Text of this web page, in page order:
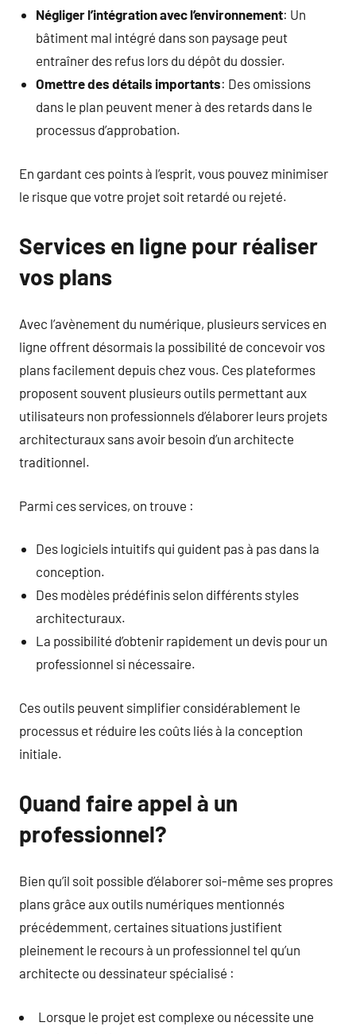
Négliger l’intégration avec l’environnement: Un
bâtiment mal intégré dans son paysage peut
entraîner des refus lors du dépôt du dossier.
Omettre des détails importants: Des omissions
dans le plan peuvent mener à des retards dans le
processus d’approbation.
En gardant ces points à l’esprit, vous pouvez minimiser
le risque que votre projet soit retardé ou rejeté.
Services en ligne pour réaliser
vos plans
Avec l’avènement du numérique, plusieurs services en
ligne offrent désormais la possibilité de concevoir vos
plans facilement depuis chez vous. Ces plateformes
proposent souvent plusieurs outils permettant aux
utilisateurs non professionnels d’élaborer leurs projets
architecturaux sans avoir besoin d’un architecte
traditionnel.
Parmi ces services, on trouve :
Des logiciels intuitifs qui guident pas à pas dans la
conception.
Des modèles prédéfinis selon différents styles
architecturaux.
La possibilité d’obtenir rapidement un devis pour un
professionnel si nécessaire.
Ces outils peuvent simplifier considérablement le
processus et réduire les coûts liés à la conception
initiale.
Quand faire appel à un
professionnel?
Bien qu’il soit possible d’élaborer soi-même ses propres
plans grâce aux outils numériques mentionnés
précédemment, certaines situations justifient
pleinement le recours à un professionnel tel qu’un
architecte ou dessinateur spécialisé :
Lorsque le projet est complexe ou nécessite une